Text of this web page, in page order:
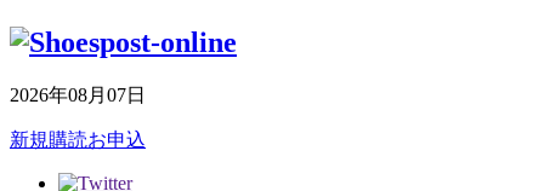
2026年08月07日
新規購読お申込